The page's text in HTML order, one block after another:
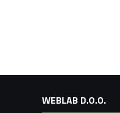
WEBLAB D.O.O.